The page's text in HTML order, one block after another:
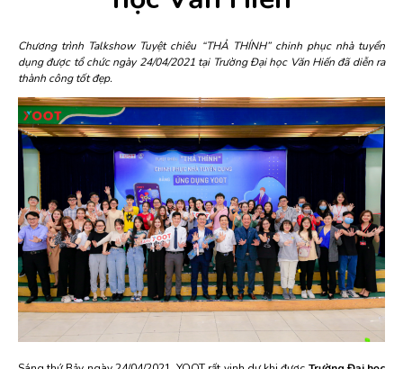
Chương trình Talkshow Tuyệt chiêu “THẢ THÍNH” chinh phục nhà tuyển
dụng được tổ chức ngày 24/04/2021 tại Trường Đại học Văn Hiến đã diễn ra
thành công tốt đẹp.